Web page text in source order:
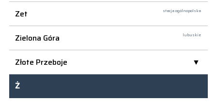
Zet stacja ogólnopolska
Zielona Góra lubuskie
Złote Przeboje
Ż